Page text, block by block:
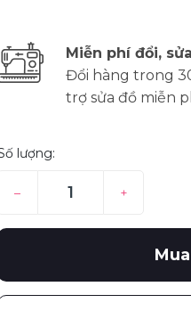
Miễn phí đổi,
Đổi hàng trong
trợ sửa đồ miễn
lượng:
– +